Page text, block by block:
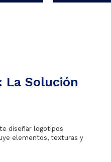
La Solución
diseñar logotipos
elementos, texturas y